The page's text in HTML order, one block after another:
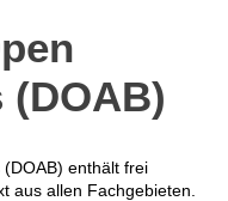
enthält frei
aus allen Fachgebieten.